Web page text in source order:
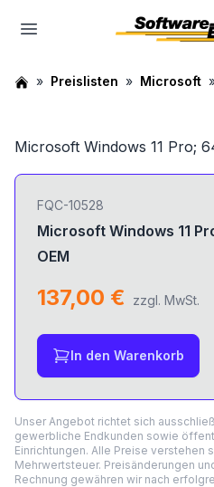
Preislisten Microsoft
Microsoft Windows 11 Pro;
FQC-10528
Microsoft Windows 11
OEM
137,00 € zzgl. MwSt.
In den Warenkorb
Unser Angebot richtet sich
gewerbliche Endkunden sowie
Einrichtungen. Alle Preise verstehen
Mehrwertsteuer. Preisänderungen
Rechnung gewähren wir nach